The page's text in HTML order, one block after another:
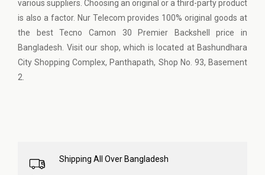
various suppliers. Choosing an original or a third-party product
is also a factor. Nur Telecom provides 100% original goods at
the best Tecno Camon 30 Premier Backshell price in
Bangladesh. Visit our shop, which is located at Bashundhara
City Shopping Complex, Panthapath, Shop No. 93, Basement
2.
Shipping All Over Bangladesh